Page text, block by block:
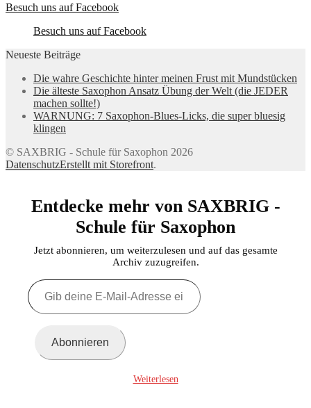
Besuch uns auf Facebook
Besuch uns auf Facebook
Neueste Beiträge
Die wahre Geschichte hinter meinen Frust mit Mundstücken
Die älteste Saxophon Ansatz Übung der Welt (die JEDER
machen sollte!)
WARNUNG: 7 Saxophon-Blues-Licks, die super bluesig
klingen
© SAXBRIG - Schule für Saxophon 2026
DatenschutzErstellt mit Storefront.
Entdecke mehr von SAXBRIG -
Schule für Saxophon
Jetzt abonnieren, um weiterzulesen und auf das gesamte
Archiv zuzugreifen.
Gib
deine
E-
Abonnieren
Weiterlesen